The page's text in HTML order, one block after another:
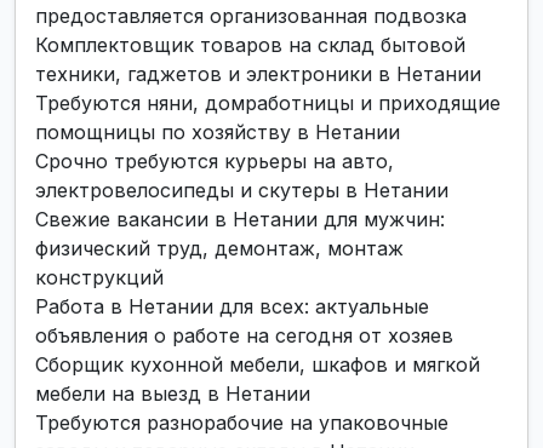
предоставляется организованная подвозка
Комплектовщик товаров на склад бытовой
техники, гаджетов и электроники в Нетании
Требуются няни, домработницы и приходящие
помощницы по хозяйству в Нетании
Срочно требуются курьеры на авто,
электровелосипеды и скутеры в Нетании
Свежие вакансии в Нетании для мужчин:
физический труд, демонтаж, монтаж
конструкций
Работа в Нетании для всех: актуальные
объявления о работе на сегодня от хозяев
Сборщик кухонной мебели, шкафов и мягкой
мебели на выезд в Нетании
Требуются разнорабочие на упаковочные